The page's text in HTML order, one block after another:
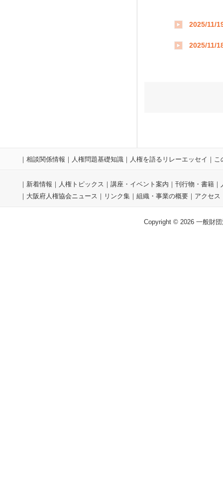
2025/11/
2025/11/
｜ 相談関係情報 ｜ 人権問題基礎知識 ｜ 人権を語るリレーエッセイ ｜ こ
｜ 新着情報 ｜ 人権トピックス ｜ 講座・イベント案内 ｜ 刊行物・書籍 ｜
｜ 大阪府人権協会ニュース ｜ リンク集 ｜ 組織・事業の概要 ｜ アクセス
Copyright © 2026 一般財